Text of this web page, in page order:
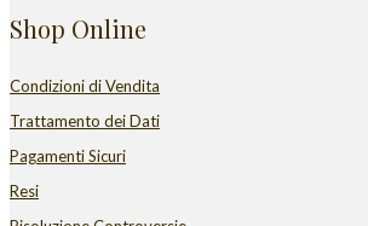
Shop Online
Condizioni di Vendita
Trattamento dei Dati
Pagamenti Sicuri
Resi